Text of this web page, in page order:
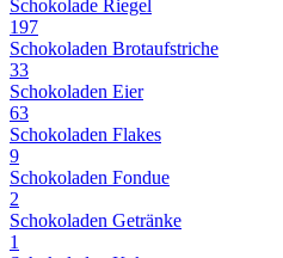
Schokolade Riegel
197
Schokoladen Brotaufstriche
33
Schokoladen Eier
63
Schokoladen Flakes
9
Schokoladen Fondue
2
Schokoladen Getränke
1